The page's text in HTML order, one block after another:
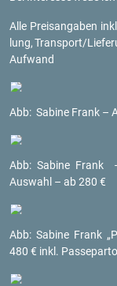
Alle Preis­an­ga­ben
lung,Trans­port/
Auf­wand
Abb: Sa­bi­ne Frank –
Abb: Sa­bi­ne Frank
Aus­wahl – ab 280 €
Abb: Sa­bi­ne Frank
480 € inkl.